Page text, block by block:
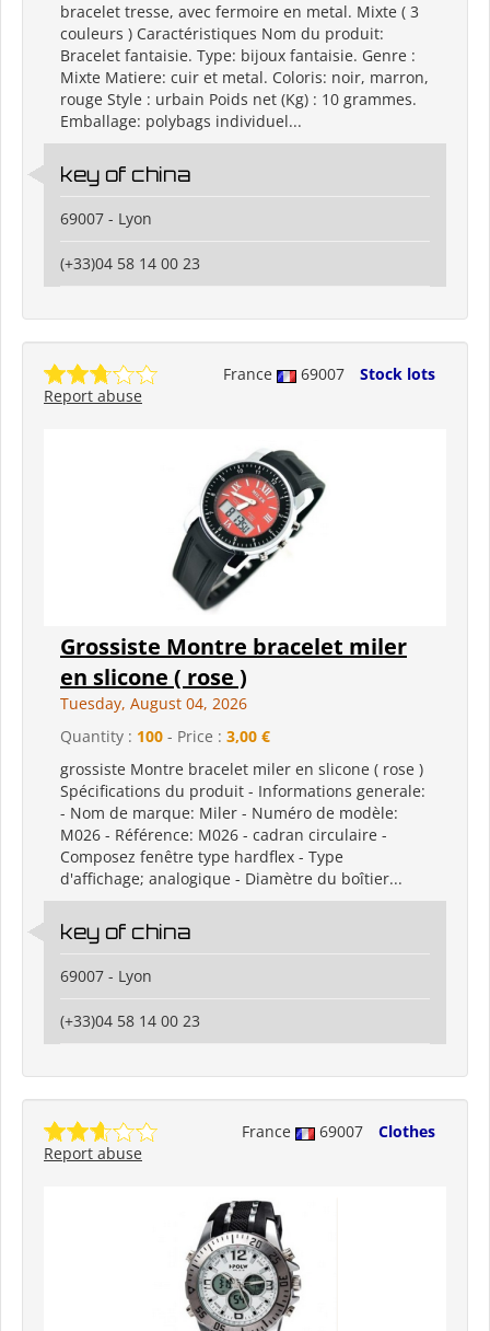
bracelet tresse, avec fermoire en metal. Mixte ( 3
couleurs ) Caractéristiques Nom du produit:
Bracelet fantaisie. Type: bijoux fantaisie. Genre :
Mixte Matiere: cuir et metal. Coloris: noir, marron,
rouge Style : urbain Poids net (Kg) : 10 grammes.
Emballage: polybags individuel...
key of china
69007 - Lyon
(+33)04 58 14 00 23
France 69007
Stock lots
Report abuse
Grossiste Montre bracelet miler
en slicone ( rose )
Tuesday, August 04, 2026
Quantity : 100 - Price : 3,00 €
grossiste Montre bracelet miler en slicone ( rose )
Spécifications du produit - Informations generale:
- Nom de marque: Miler - Numéro de modèle:
M026 - Référence: M026 - cadran circulaire -
Composez fenêtre type hardflex - Type
d'affichage; analogique - Diamètre du boîtier...
key of china
69007 - Lyon
(+33)04 58 14 00 23
France 69007
Clothes
Report abuse